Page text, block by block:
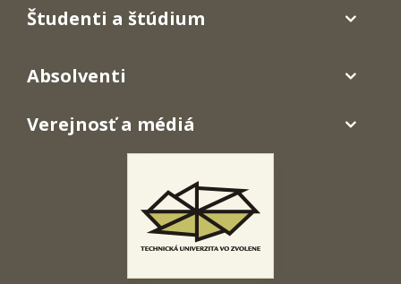
Študenti a štúdium
Absolventi
Verejnosť a médiá